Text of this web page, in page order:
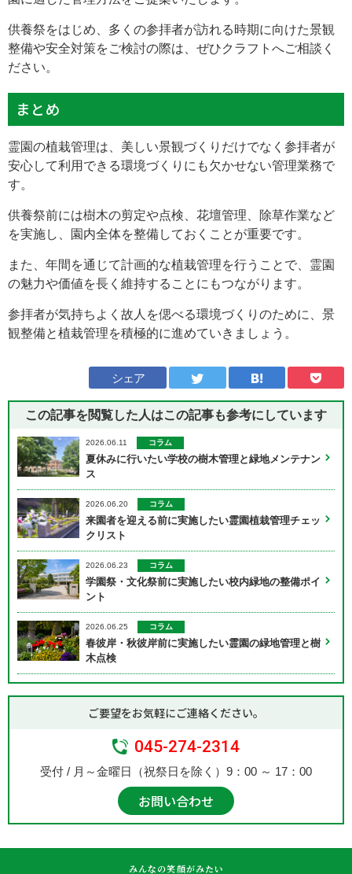
供養祭をはじめ、多くの参拝者が訪れる時期に向けた景観
整備や安全対策をご検討の際は、ぜひクラフトへご相談く
ださい。
まとめ
霊園の植栽管理は、美しい景観づくりだけでなく参拝者が
安心して利用できる環境づくりにも欠かせない管理業務で
す。
供養祭前には樹木の剪定や点検、花壇管理、除草作業など
を実施し、園内全体を整備しておくことが重要です。
また、年間を通じて計画的な植栽管理を行うことで、霊園
の魅力や価値を長く維持することにもつながります。
参拝者が気持ちよく故人を偲べる環境づくりのために、景
観整備と植栽管理を積極的に進めていきましょう。
シェア
この記事を閲覧した人はこの記事も参考にしています
2026.06.11 コラム
夏休みに行いたい学校の樹木管理と緑地メンテナン
ス
2026.06.20 コラム
来園者を迎える前に実施したい霊園植栽管理チェッ
クリスト
2026.06.23 コラム
学園祭・文化祭前に実施したい校内緑地の整備ポイ
ント
2026.06.25 コラム
春彼岸・秋彼岸前に実施したい霊園の緑地管理と樹
木点検
ご要望をお気軽にご連絡ください。
045-274-2314
受付 / 月～金曜日（祝祭日を除く）9：00 ～ 17：00
お問い合わせ
みんなの笑顔がみたい